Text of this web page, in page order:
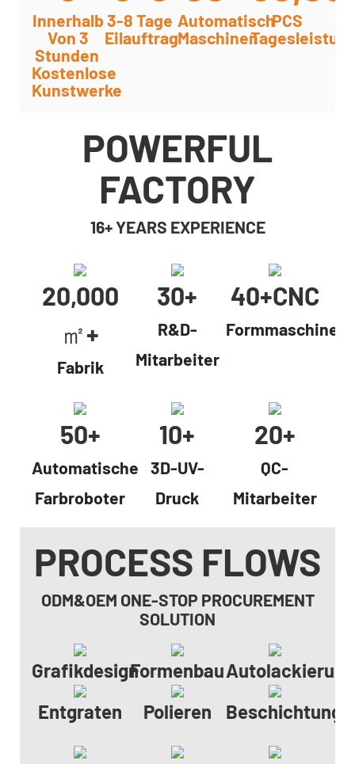
Innerhalb
Von 3
Stunden
Kostenlose
Kunstwerke
3-8 Tage
Eilauftrag
Automatisch
Maschinen
PCS
POWERFUL
FACTORY
16+ YEARS EXPERIENCE
20,000
㎡+
Fabrik
30+
R&D-
Mitarbeiter
40+cNC
Formmaschinen
50+
Automatische
Farbroboter
10+
3D-UV-
Druck
20+
QC-
Mitarbeiter
PROCESS FLOWS
ODM&OEM ONE-STOP PROCUREMENT
SOLUTION
GrafikdesignFormenbauAutolackierung
Entgraten
Polieren